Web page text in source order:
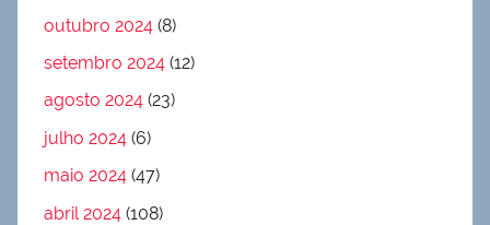
outubro 2024 (8)
setembro 2024 (12)
agosto 2024 (23)
julho 2024 (6)
maio 2024 (47)
abril 2024 (108)